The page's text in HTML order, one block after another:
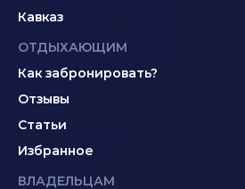
Кавказ
ОТДЫХАЮЩИМ
Как забронировать?
Отзывы
Статьи
Избранное
ВЛАДЕЛЬЦАМ